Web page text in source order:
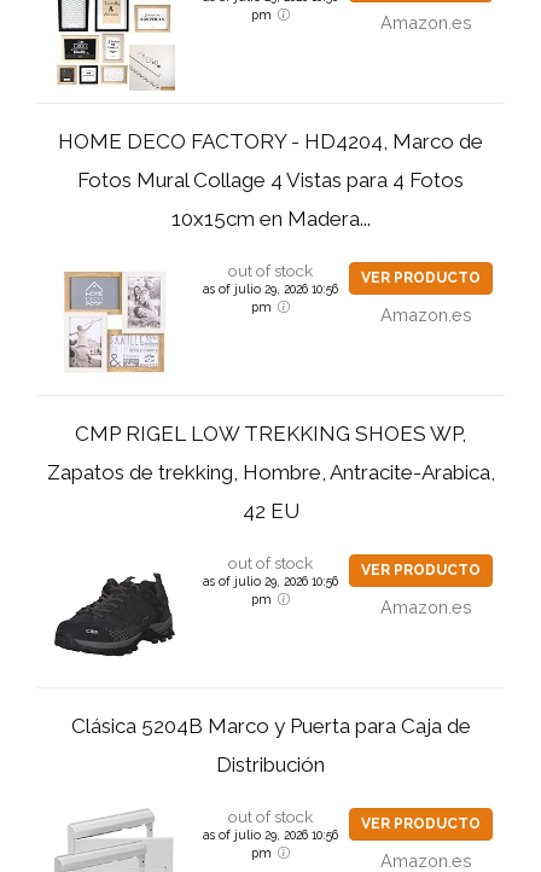
pm
Amazon.es
HOME DECO FACTORY - HD4204, Marco de
Fotos Mural Collage 4 Vistas para 4 Fotos
10x15cm en Madera...
out of stock
as of julio 29, 2026 10:56
pm
VER PRODUCTO
Amazon.es
CMP RIGEL LOW TREKKING SHOES WP,
Zapatos de trekking, Hombre, Antracite-Arabica,
42 EU
out of stock
as of julio 29, 2026 10:56
pm
VER PRODUCTO
Amazon.es
Clásica 5204B Marco y Puerta para Caja de
Distribución
out of stock
as of julio 29, 2026 10:56
pm
VER PRODUCTO
Amazon.es